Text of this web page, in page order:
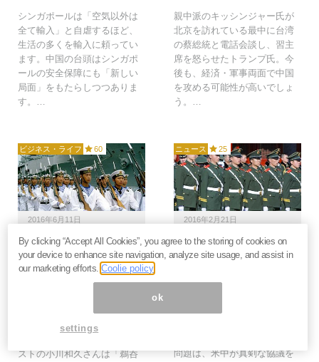
シンガポールは「空気以外は
全て輸入」と自虐するほど、
生活の多くを輸入に頼ってい
ます。中国の台頭はシンガポ
ールの安全保障にも「新しい
局面」をもたらしつつありま
す。…
親中派のキッシンジャー氏が
北京を訪れている最中に台湾
の蔡総統と電話会談し、習主
席を怒らせたトランプ氏。今
後も、経済・軍事両面で中国
を攻める可能性が高いでしょ
う。…
ビジネス・ライフ 60
2016年6月11日
中国人民解放軍が「南シ
ナ海」にこだわる軍事戦
略上の理由＝小川和久
は、対米国用の弾道ミサイル
原潜を潜ませやすいから――
ストの小川和久さんは「鵜呑
ニュース 25
2016年2月21日
南シナ海波高し、世界経
済への影響は？ 中国が
問題は、米中が真剣な協議を
By clicking “Accept All Cookies”, you agree to the storing of cookies on
your device to enhance site navigation, analyze site usage, and assist in
our marketing efforts.Coolie policy
ok
settings